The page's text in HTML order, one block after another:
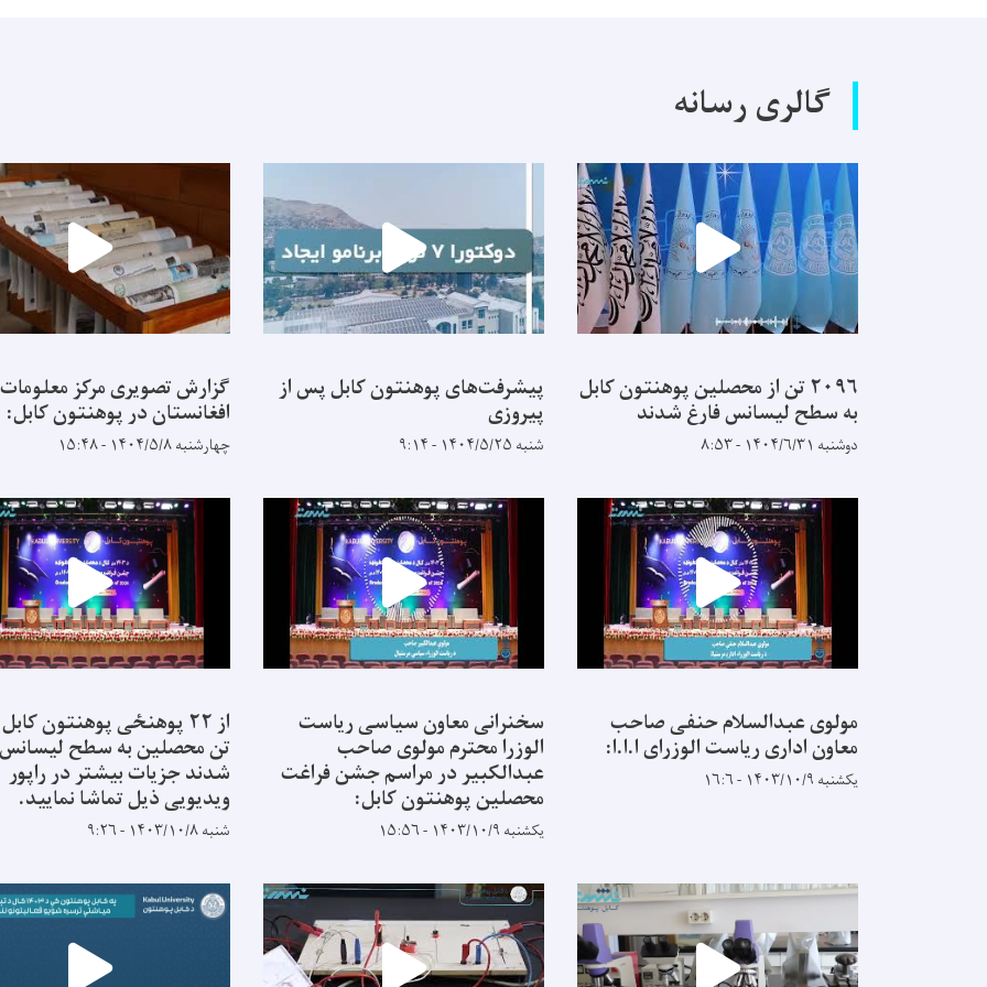
گالری رسانه
۲۰۹۶ تن از محصلین پوهنتون کابل
به سطح لیسانس فارغ شدند
دوشنبه ۱۴۰۴/۶/۳۱ - ۸:۵۳
پیشرفت‌های پوهنتون کابل پس از
پیروزی
شنبه ۱۴۰۴/۵/۲۵ - ۹:۱۴
گزارش تصویری مرکز معلومات
افغانستان در پوهنتون کابل:
چهارشنبه ۱۴۰۴/۵/۸ - ۱۵:۴۸
مولوی عبدالسلام حنفی صاحب
معاون اداری ریاست الوزرای ا.ا.ا:
یکشنبه ۱۴۰۳/۱۰/۹ - ۱۶:۶
سخنرانی معاون سیاسی ریاست
الوزرا محترم مولوی صاحب
عبدالکبیر در مراسم جشن فراغت
محصلین پوهنتون کابل:
یکشنبه ۱۴۰۳/۱۰/۹ - ۱۵:۵۶
تن محصلین به سطح لیسانس
شدند جزیات بیشتر در راپور
ویدیویی ذیل تماشا نمایید.
شنبه ۱۴۰۳/۱۰/۸ - ۹:۲۶